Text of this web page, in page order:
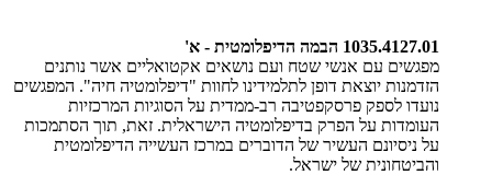
1035.4127.01 הבמה הדיפלומטית - א'
מפגשים עם אנשי שטח ועם נושאים אקטואליים אשר נותנים
הזדמנות יוצאת דופן לתלמידינו לחוות "דיפלומטיה חיה". המפגשים
נועדו לספק פרסקפטיבה רב-ממדית על הסוגיות המרכזיות
העומדות על הפרק בדיפלומטיה הישראלית. זאת, תוך הסתמכות
על ניסיונם העשיר של הדוברים במרכז העשייה הדיפלומטית
והביטחונית של ישראל.